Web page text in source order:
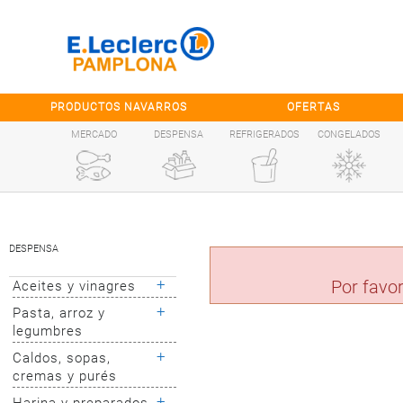
PRODUCTOS NAVARROS OFERTAS
MERCADO DESPENSA REFRIGERADOS CONGELADOS
DESPENSA
Aceites y vinagres +
Aceite de oliva
Aceite de girasol
Otros aceites
Vinagres
Aderezo de limón
Pasta, arroz y
legumbres
+
Pasta clásica
Pasta integral
Caldos, sopas,
cremas y purés
+
Por